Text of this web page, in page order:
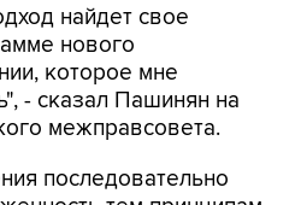
которое мне
- сказал Пашинян на
межправсовета.
последовательно
ЕАЭС.